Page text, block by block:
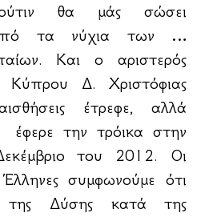
θα μάς σώσει
από τα νύχια των …
Και ο αριστερός
Κύπρου Δ. Χριστόφιας
έτρεφε, αλλά
έφερε την τρόικα στην
του 2012. Οι
συμφωνούμε ότι
της Δύσης κατά της